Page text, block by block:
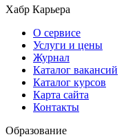
Хабр Карьера
О сервисе
Услуги и цены
Журнал
Каталог вакансий
Каталог курсов
Карта сайта
Контакты
Образование